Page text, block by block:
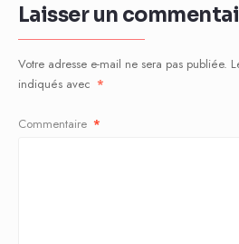
Laisser un
Votre adresse e-mail ne sera pas publiée.
indiqués avec *
Commentaire *